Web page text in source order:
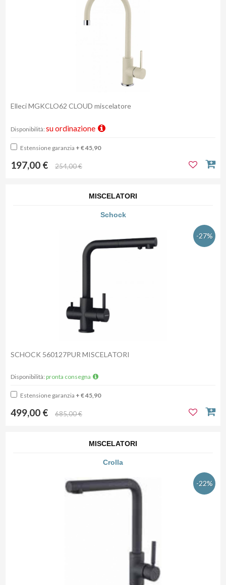
Elleci MGKCLO62 CLOUD miscelatore
Disponibilità: su ordinazione
Estensione garanzia + € 45,90
197,00 € 254,00 €
MISCELATORI
Schock
-27%
SCHOCK 560127PUR MISCELATORI
Disponibilità: pronta consegna
Estensione garanzia + € 45,90
499,00 € 685,00 €
MISCELATORI
Crolla
-22%